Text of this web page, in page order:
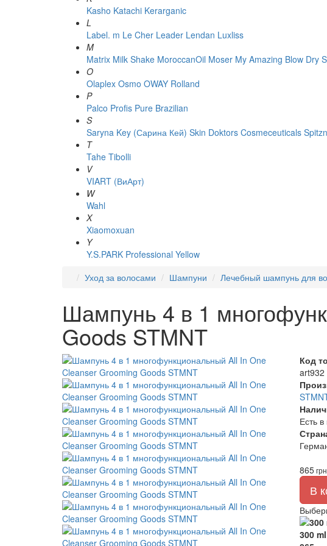
Kasho Katachi Kerarganic
L
Label. m Le Cher Leader Lendan Luxliss
M
Matrix Milk Shake MoroccanOil Moser My Amazing Blow Dry
O
Olaplex Osmo OWAY Rolland
P
Palco Profis Pure Brazilian
S
Saryna Key (Сарина Кей) Skin Doktors Cosmeceuticals
T
Tahe Tibolli
V
VIART (ВиАрт)
W
Wahl
X
Xiaomoxuan
Y
Y.S.PARK Professional Yellow
Уход за волосами
Шампуни Лечебный шампунь для
Шампунь 4 в 1
Goods STMNT
Код
art932
Есть
865грн
В
300 ml